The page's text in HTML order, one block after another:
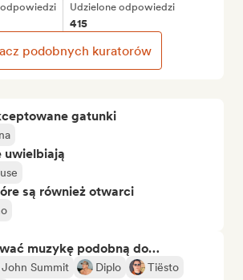
gatunki
uwielbiają
są również otwarci
muzykę podobną do…
John Summit Diplo
Tiësto
Udzielone odpowiedzi
415
podobnych kuratorów